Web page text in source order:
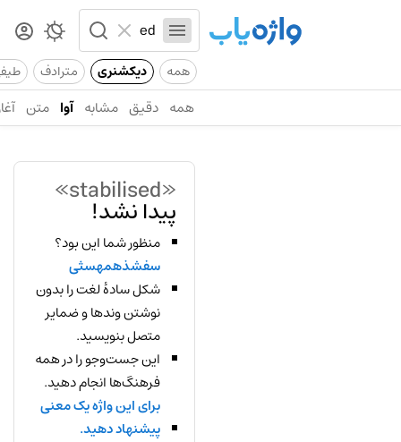
همه دیکشنری مترادف
همه دقیق مشابه آوا متن
«stabilised»
پیدا نشد!
منظور شما این بود؟
سفشذهمهسثی
شکل سادهٔ لغت را بدون
نوشتن وندها و ضمایر
متصل بنویسید.
این جست‌وجو را در همه
فرهنگ‌ها انجام دهید.
برای این واژه یک معنی
پیشنهاد دهید.